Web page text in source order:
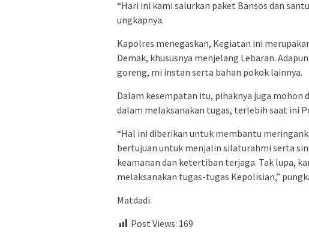
“Hari ini kami salurkan paket Bansos dan
ungkapnya.
Kapolres menegaskan, Kegiatan ini
Demak, khususnya menjelang Lebaran.
goreng, mi instan serta bahan pokok lainnya.
Dalam kesempatan itu, pihaknya juga mohon
dalam melaksanakan tugas, terlebih saat ini
“Hal ini diberikan untuk membantu
bertujuan untuk menjalin silaturahmi serta
keamanan dan ketertiban terjaga. Tak lupa,
melaksanakan tugas-tugas Kepolisian,”
Matdadi.
Post Views: 169